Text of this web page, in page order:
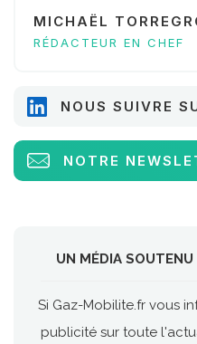
MICHAËL
RÉDACTEUR EN CHEF
NOUS SUIVRE
NOTRE
UN MÉDIA SOUTENU
Si Gaz-Mobilite.fr vous
publicité sur toute